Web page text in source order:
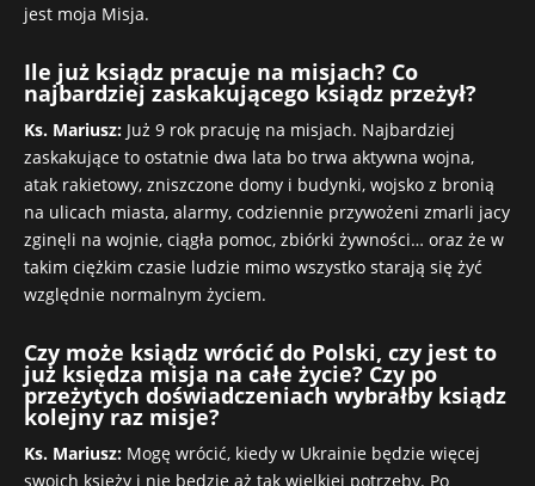
jest moja Misja.
Ile już ksiądz pracuje na misjach? Co
najbardziej zaskakującego ksiądz przeżył?
Ks. Mariusz: Już 9 rok pracuję na misjach. Najbardziej
zaskakujące to ostatnie dwa lata bo trwa aktywna wojna,
atak rakietowy, zniszczone domy i budynki, wojsko z bronią
na ulicach miasta, alarmy, codziennie przywożeni zmarli jacy
zginęli na wojnie, ciągła pomoc, zbiórki żywności… oraz że w
takim ciężkim czasie ludzie mimo wszystko starają się żyć
względnie normalnym życiem.
Czy może ksiądz wrócić do Polski, czy jest to
już księdza misja na całe życie? Czy po
przeżytych doświadczeniach wybrałby ksiądz
kolejny raz misje?
Ks. Mariusz: Mogę wrócić, kiedy w Ukrainie będzie więcej
swoich księży i nie będzie aż tak wielkiej potrzeby. Po